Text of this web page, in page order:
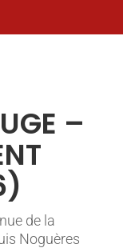
–
de la
Noguères